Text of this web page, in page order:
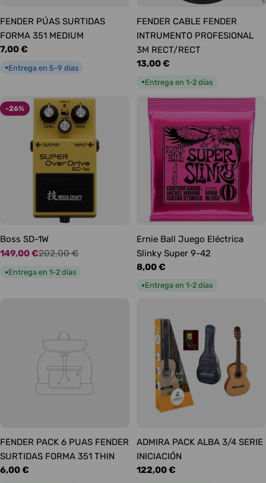
FENDER PÚAS SURTIDAS
FORMA 351 MEDIUM
Precio
7,00 €
●Entrega en 5-9 días
FENDER CABLE FENDER
INTRUMENTO PROFESIONAL
3M RECT/RECT
Precio
13,00 €
●Entrega en 1-2 días
-26%
Boss SD-1W
Precio
de
149,00 €
Precio
habitual
202,00 €
●Entrega en 1-2 días
Ernie Ball Juego Eléctrica
Slinky Super 9-42
Precio
habitual
8,00 €
●Entrega en 1-2 días
FENDER PACK 6 PUAS FENDER
SURTIDAS FORMA 351 THIN
Precio
6,00 €
ADMIRA PACK ALBA 3/4 SERIE
INICIACIÓN
Precio
122,00 €